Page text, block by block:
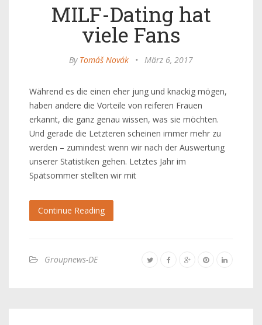
MILF-Dating hat
viele Fans
By Tomáš Novák • März 6, 2017
Während es die einen eher jung und knackig mögen,
haben andere die Vorteile von reiferen Frauen
erkannt, die ganz genau wissen, was sie möchten.
Und gerade die Letzteren scheinen immer mehr zu
werden – zumindest wenn wir nach der Auswertung
unserer Statistiken gehen. Letztes Jahr im
Spätsommer stellten wir mit
Continue Reading
Groupnews-DE